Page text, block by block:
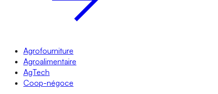
Agrofourniture
Agroalimentaire
AgTech
Coop-négoce